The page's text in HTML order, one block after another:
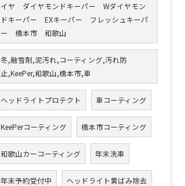
イヤ ダイヤモンドキーパー Wダイヤモン
ドキーパー EXキーパー フレッシュキーパ
ー 橋本市 和歌山
冬,融雪剤,泥汚れ,コーティング,汚れ防
止,KeePer,和歌山,橋本市,車
ヘッドライトプロテクト 車コーティング
KeePerコーティング 橋本市コーティング
和歌山カーコーティング 年末洗車
年末予約受付中 ヘッドライト黄ばみ除去